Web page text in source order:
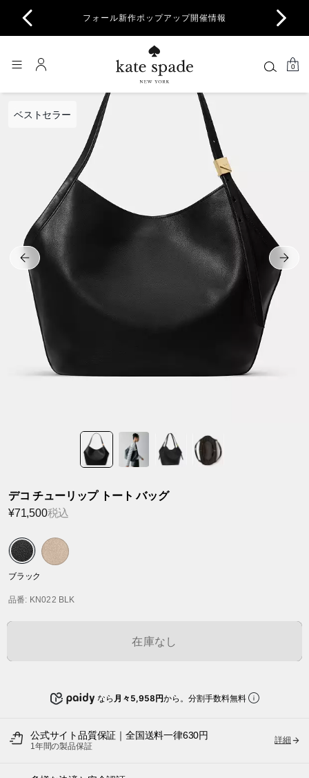
フォール新作ポップアップ開催情報
0
ベストセラー
デコ チューリップ トート バッグ
¥71,500税込
ブラック
品番: KN022 BLK
在庫なし
なら 月々5,958円から。分割手数料無料
公式サイト品質保証｜全国送料一律630円
1年間の製品保証
詳細